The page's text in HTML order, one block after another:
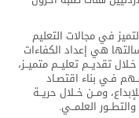
في مجالات التعليم
هي إعداد الكفاءات
تقديــم تعليــم متميــز،
فـي بناء اقتصـاد
ومــن خــلال حريــة
العلمــي.